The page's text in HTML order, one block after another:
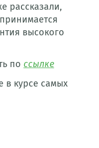
рассказали,
высокого
по ссылке
в курсе самых